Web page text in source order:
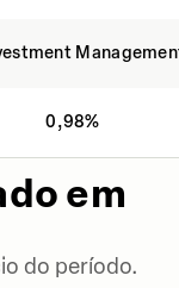
0,98%
em
do período.